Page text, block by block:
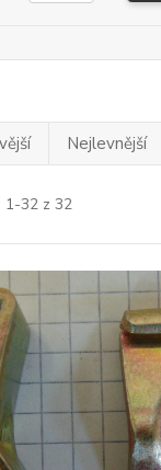
Nejlevnější
1-32 z 32